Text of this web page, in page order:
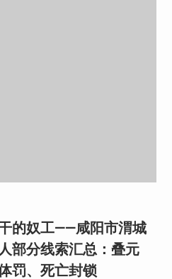
的奴工——咸阳市渭城
部分线索汇总：叠元
罚、死亡封锁